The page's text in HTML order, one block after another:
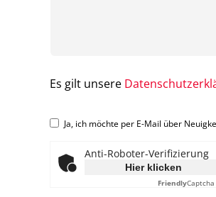
Es gilt unsere
Ja, ich möchte per E-Mail über
Anti-Roboter-Verifizierung
Hier klicken
Friendly